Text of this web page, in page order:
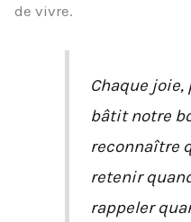
de vivre.
Chaque
bâtit notre
reconnaître
retenir
rappeler